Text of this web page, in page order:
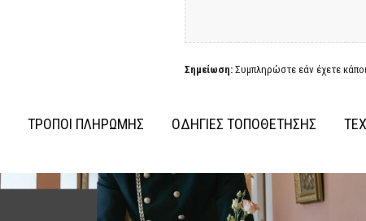
Σημείωση: Συμπληρώστε εάν έχετε
ΤΡΟΠΟΙ ΠΛΗΡΩΜΗΣ ΟΔΗΓΙΕΣ ΤΟΠΟΘΕΤΗΣΗΣ